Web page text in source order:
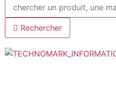
Rechercher